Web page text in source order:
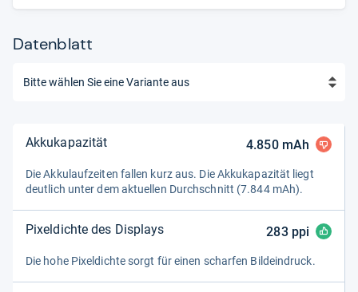
Datenblatt
Akkukapazität 4.850mAh
Die Akku­lauf­zei­ten fal­len kurz aus. Die Akku­ka­pa­zi­tät liegt
deut­lich unter dem aktu­el­len Durch­schnitt (7.844 mAh).
Pixeldichte des Displays 283ppi
Die hohe Pixel­dichte sorgt für einen schar­fen Bild­ein­druck.